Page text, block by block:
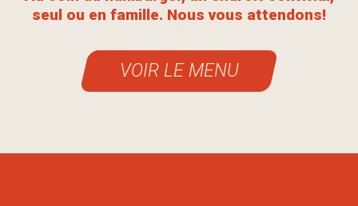
seul ou en famille. Nous vous attendons!
VOIR LE MENU